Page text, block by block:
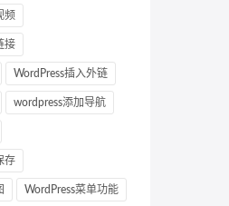
频
接
WordPress插入外链
wordpress添加导航
存
WordPress菜单功能